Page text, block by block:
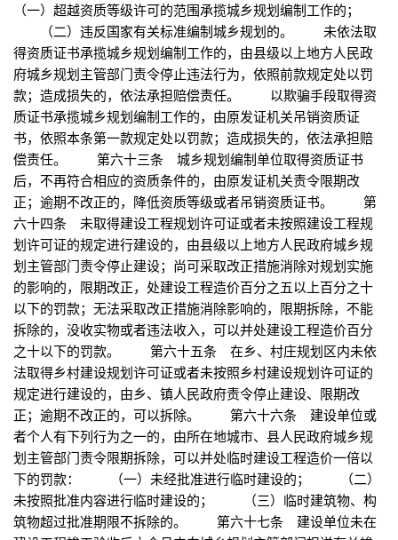
（一）超越资质等级许可的范围承揽城乡规划编制工作的；
（二）违反国家有关标准编制城乡规划的。 未依法取
得资质证书承揽城乡规划编制工作的，由县级以上地方人民政
府城乡规划主管部门责令停止违法行为，依照前款规定处以罚
款；造成损失的，依法承担赔偿责任。 以欺骗手段取得资
质证书承揽城乡规划编制工作的，由原发证机关吊销资质证
书，依照本条第一款规定处以罚款；造成损失的，依法承担赔
偿责任。 第六十三条 城乡规划编制单位取得资质证书
后，不再符合相应的资质条件的，由原发证机关责令限期改
正；逾期不改正的，降低资质等级或者吊销资质证书。 第
六十四条 未取得建设工程规划许可证或者未按照建设工程规
划许可证的规定进行建设的，由县级以上地方人民政府城乡规
划主管部门责令停止建设；尚可采取改正措施消除对规划实施
的影响的，限期改正，处建设工程造价百分之五以上百分之十
以下的罚款；无法采取改正措施消除影响的，限期拆除，不能
拆除的，没收实物或者违法收入，可以并处建设工程造价百分
之十以下的罚款。 第六十五条 在乡、村庄规划区内未依
法取得乡村建设规划许可证或者未按照乡村建设规划许可证的
规定进行建设的，由乡、镇人民政府责令停止建设、限期改
正；逾期不改正的，可以拆除。 第六十六条 建设单位或
者个人有下列行为之一的，由所在地城市、县人民政府城乡规
划主管部门责令限期拆除，可以并处临时建设工程造价一倍以
下的罚款： （一）未经批准进行临时建设的； （二）
未按照批准内容进行临时建设的； （三）临时建筑物、构
筑物超过批准期限不拆除的。 第六十七条 建设单位未在